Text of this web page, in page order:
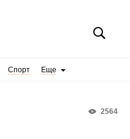
Спорт Еще
2564